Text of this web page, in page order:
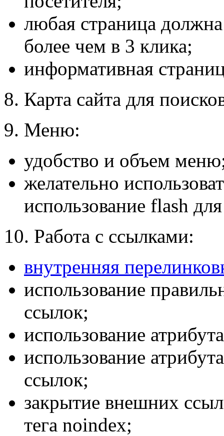
любая страница
более чем в 3 клика;
информативная
8. Карта сайта для
9. Меню:
удобство и объем
желательно
использование flash
10. Работа с ссылками:
внутренняя
использование
ссылок;
использование
использование
ссылок;
закрытие внешних
тега noindex;